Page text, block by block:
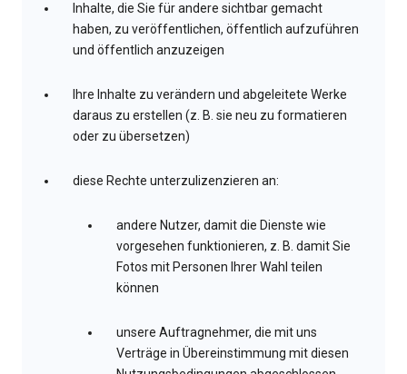
Inhalte, die Sie für andere sichtbar gemacht
haben, zu veröffentlichen, öffentlich aufzuführen
und öffentlich anzuzeigen
Ihre Inhalte zu verändern und abgeleitete Werke
daraus zu erstellen (z. B. sie neu zu formatieren
oder zu übersetzen)
diese Rechte unterzulizenzieren an:
andere Nutzer, damit die Dienste wie
vorgesehen funktionieren, z. B. damit Sie
Fotos mit Personen Ihrer Wahl teilen
können
unsere Auftragnehmer, die mit uns
Verträge in Übereinstimmung mit diesen